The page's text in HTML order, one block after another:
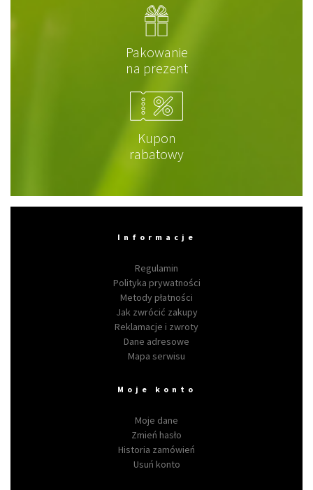
Pakowanie
na prezent
Kupon
rabatowy
Informacje
Regulamin
Polityka prywatności
Metody płatności
Jak zwrócić zakupy
Reklamacje i zwroty
Dane adresowe
Mapa serwisu
Moje konto
Moje dane
Zmień hasło
Historia zamówień
Usuń konto